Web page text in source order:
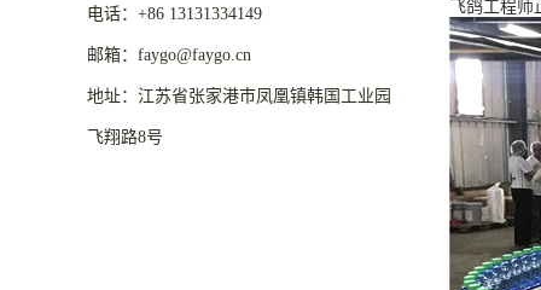
电话：+86 13131334149
邮箱：faygo@faygo.cn
地址：江苏省张家港市凤凰镇韩国工业园
飞翔路8号
飞鸽工程